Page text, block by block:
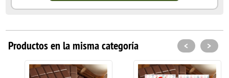
Productos en la misma categoría < >